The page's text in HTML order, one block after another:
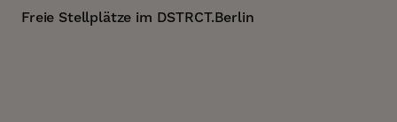
Freie Stellplätze im DSTRCT.Berlin